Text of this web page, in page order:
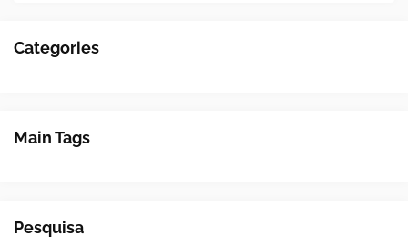
Categories
Main Tags
Pesquisa